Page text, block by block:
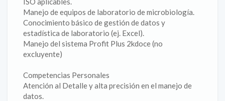
Manejo de equipos de laboratorio de microbiología.
Conocimiento básico de gestión de datos y
estadística de laboratorio (ej. Excel).
Manejo del sistema Profit Plus 2kdoce (no
excluyente)
Competencias Personales
Atención al Detalle y alta precisión en el manejo de
datos.